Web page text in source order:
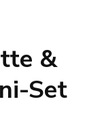
&
Set